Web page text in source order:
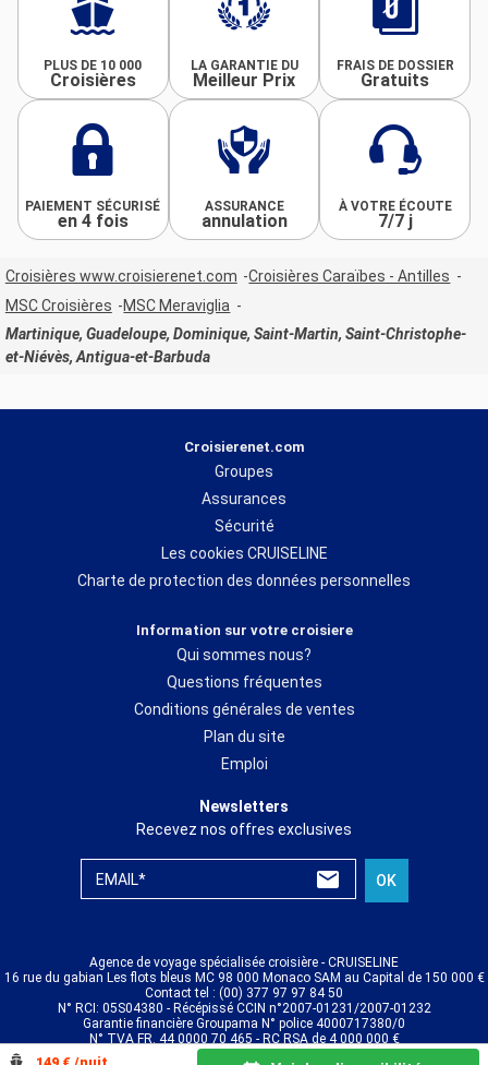
PLUS DE 10 000
Croisières
LA GARANTIE DU
Meilleur Prix
FRAIS DE DOSSIER
Gratuits
PAIEMENT SÉCURISÉ
en 4 fois
ASSURANCE
annulation
À VOTRE ÉCOUTE
7/7 j
Croisières www.croisierenet.com
Croisières Caraïbes - Antilles
MSC Croisières
MSC Meraviglia
Martinique, Guadeloupe, Dominique, Saint-Martin, Saint-Christophe-
et-Niévès, Antigua-et-Barbuda
Croisierenet.com
Groupes
Assurances
Sécurité
Les cookies CRUISELINE
Charte de protection des données personnelles
Information sur votre croisiere
Qui sommes nous?
Questions fréquentes
Conditions générales de ventes
Plan du site
Emploi
Newsletters
Recevez nos offres exclusives
EMAIL* OK
Agence de voyage spécialisée croisière - CRUISELINE
16 rue du gabian Les flots bleus MC 98 000 Monaco SAM au Capital de 150 000 €
Contact tel : (00) 377 97 97 84 50
N° RCI: 05S04380 - Récépissé CCIN n°2007-01231/2007-01232
Garantie financière Groupama N° police 4000717380/0
N° TVA FR. 44 0000 70 465 - RC RSA de 4 000 000 €
© CRUISELINE 2026 - all rights reserved